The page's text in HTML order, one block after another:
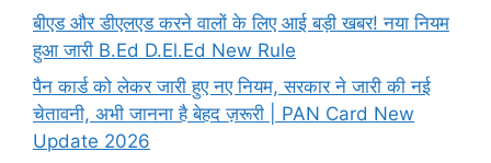
बीएड और डीएलएड करने वालों के लिए आई बड़ी खबर! नया नियम
हुआ जारी B.Ed D.El.Ed New Rule
पैन कार्ड को लेकर जारी हुए नए नियम, सरकार ने जारी की नई
चेतावनी, अभी जानना है बेहद ज़रूरी | PAN Card New
Update 2026